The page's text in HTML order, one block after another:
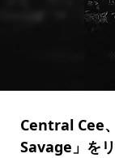
Central Cee
Savage」を